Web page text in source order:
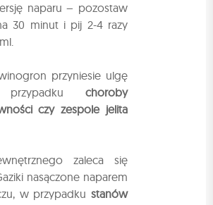
naparu – pozostaw
30 minut i pij 2-4 razy
przyniesie ulgę
przypadku choroby
czy zespole jelita
zaleca się
nasączone naparem
w przypadku stanów